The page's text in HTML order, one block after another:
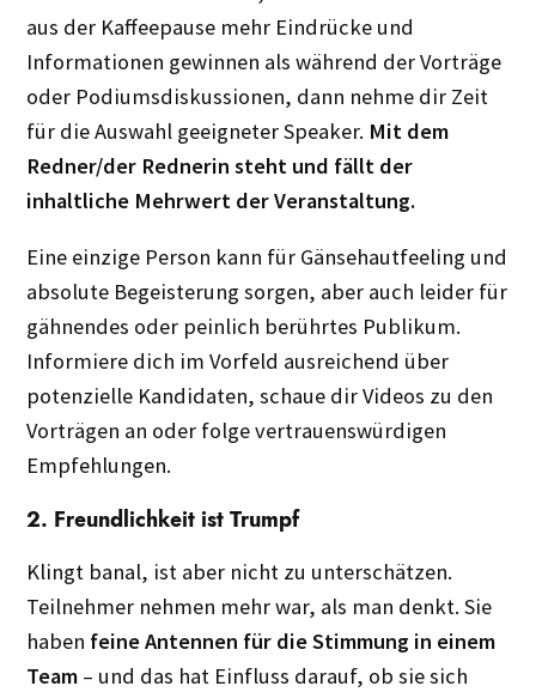
aus der Kaffeepause mehr Eindrücke und
Informationen gewinnen als während der Vorträge
oder Podiumsdiskussionen, dann nehme dir Zeit
für die Auswahl geeigneter Speaker. Mit dem
Redner/der Rednerin steht und fällt der
inhaltliche Mehrwert der Veranstaltung.
Eine einzige Person kann für Gänsehautfeeling und
absolute Begeisterung sorgen, aber auch leider für
gähnendes oder peinlich berührtes Publikum.
Informiere dich im Vorfeld ausreichend über
potenzielle Kandidaten, schaue dir Videos zu den
Vorträgen an oder folge vertrauenswürdigen
Empfehlungen.
2. Freundlichkeit ist Trumpf
Klingt banal, ist aber nicht zu unterschätzen.
Teilnehmer nehmen mehr war, als man denkt. Sie
haben feine Antennen für die Stimmung in einem
Team – und das hat Einfluss darauf, ob sie sich